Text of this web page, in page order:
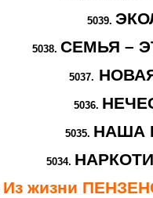
5039.
5038. СЕМЬЯ –
5037.
5036.
5035. НАША
5034.
Из жизни